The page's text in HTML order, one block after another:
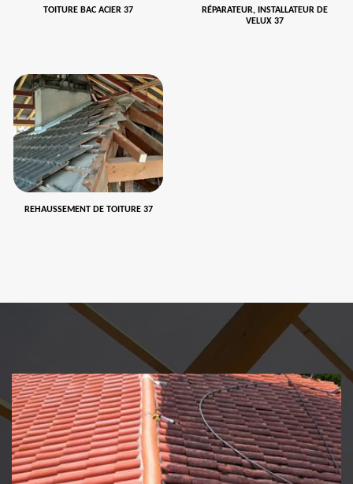
TOITURE BAC ACIER 37
RÉPARATEUR, INSTALLATEUR DE
VELUX 37
REHAUSSEMENT DE TOITURE 37